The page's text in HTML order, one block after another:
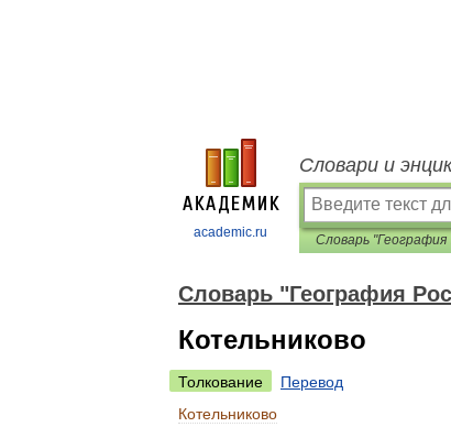
academic.ru
Словари и
Словарь "География
Котельниково
Толкование
Перевод
Котельниково